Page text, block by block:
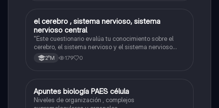
Biología
el cerebro , sistema nervioso, sistema
nervioso central
"Este cuestionario evalúa tu conocimiento sobre el
cerebro, el sistema nervioso y el sistema nervioso
central."
2°M 179 0
Biología
Apuntes biología PAES célula
Niveles de organización , complejos